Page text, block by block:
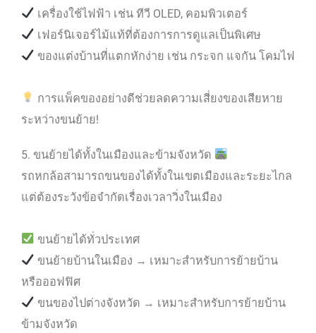
เครื่องใช้ไฟฟ้า เช่น ทีวี OLED, คอมพิวเตอร์
เฟอร์นิเจอร์ไม้แท้ที่ต้องการการดูแลเป็นพิเศษ
ของแต่งบ้านที่แตกหักง่าย เช่น กระจก แจกัน โคมไฟ
การแพ็คของอย่างดีช่วยลดความเสี่ยงของเสียหาย
ระหว่างขนย้าย!
5. ขนย้ายได้ทั้งในเมืองและข้ามจังหวัด
รถหกล้อสามารถขนของได้ทั้งในเขตเมืองและระยะไกล
แต่ต้องระวังข้อจำกัดเรื่องเวลาวิ่งในเมือง
ขนย้ายได้ทั่วประเทศ
ขนย้ายบ้านในเมือง → เหมาะสำหรับการย้ายบ้าน
หรือออฟฟิศ
ขนของไปต่างจังหวัด → เหมาะสำหรับการย้ายบ้าน
ข้ามจังหวัด